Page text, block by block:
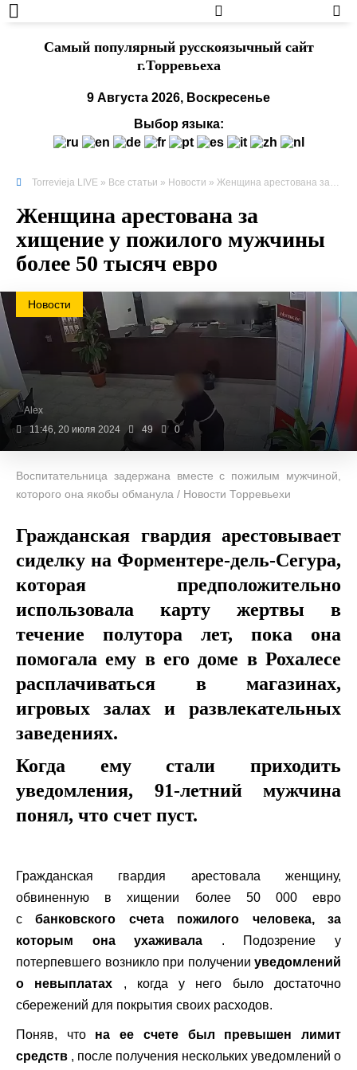
Cамый популярный русскоязычный сайт
г.Торревьеха
9 Августа 2026, Воскресенье
Выбор языка:
Torrevieja LIVE » Все статьи » Новости » Женщина арестована за хищение у пожилого мужчины более 50 тысяч евро
Женщина арестована за
хищение у пожилого мужчины
более 50 тысяч евро
Новости
Alex
11:46, 20 июля 2024
49 0
Воспитательница задержана вместе с пожилым мужчиной,
которого она якобы обманула / Новости Торревьехи
Гражданская гвардия арестовывает
сиделку на Форментере-дель-Сегура,
которая предположительно
использовала карту жертвы в
течение полутора лет, пока она
помогала ему в его доме в Рохалесе
расплачиваться в магазинах,
игровых залах и развлекательных
заведениях.
Когда ему стали приходить
уведомления, 91-летний мужчина
понял, что счет пуст.
Гражданская гвардия арестовала женщину,
обвиненную в хищении более 50 000 евро
сбанковского счета пожилого человека, за
которым она ухаживала . Подозрение у
потерпевшего возникло при получении уведомлений
о невыплатах , когда у него было достаточно
сбережений для покрытия своих расходов.
Поняв, что на ее счете был превышен лимит
средств , после получения нескольких уведомлений о